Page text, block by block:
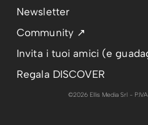
Newsletter
Community ↗
Invita i tuoi amici (e
Regala DISCOVER
©2026 Ellis Media Srl -